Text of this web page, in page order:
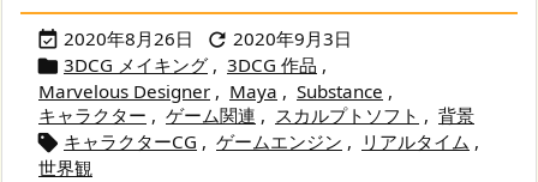
 2020年8月26日  2020年9月3日
 3DCG メイキング , 3DCG 作品 ,
Marvelous Designer , Maya , Substance ,
キャラクター , ゲーム関連 , スカルプトソフト , 背景
 キャラクターCG , ゲームエンジン , リアルタイム ,
世界観